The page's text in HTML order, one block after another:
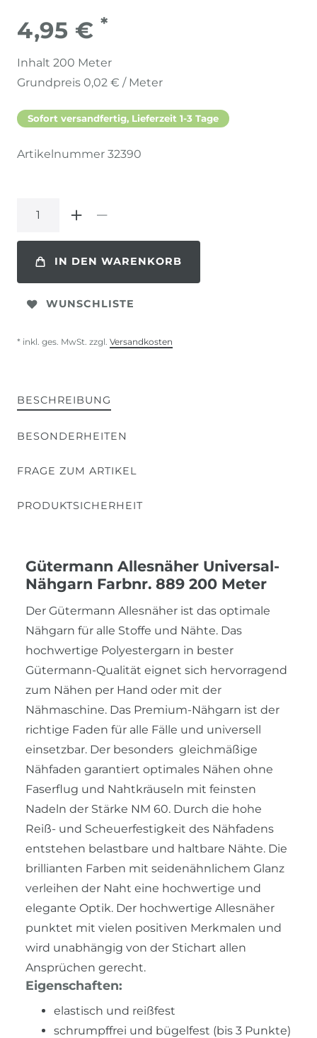
4,95 € *
Inhalt 200 Meter
Grundpreis 0,02 € / Meter
Sofort versandfertig, Lieferzeit 1-3 Tage
Artikelnummer 32390
IN DEN WARENKORB
WUNSCHLISTE
* inkl. ges. MwSt. zzgl. Versandkosten
BESCHREIBUNG
BESONDERHEITEN
FRAGE ZUM ARTIKEL
PRODUKTSICHERHEIT
Gütermann Allesnäher Universal-
Nähgarn Farbnr. 889 200 Meter
Der Gütermann Allesnäher ist das optimale
Nähgarn für alle Stoffe und Nähte. Das
hochwertige Polyestergarn in bester
Gütermann-Qualität eignet sich hervorragend
zum Nähen per Hand oder mit der
Nähmaschine. Das Premium-Nähgarn ist der
richtige Faden für alle Fälle und universell
einsetzbar. Der besonders gleichmäßige
Nähfaden garantiert optimales Nähen ohne
Faserflug und Nahtkräuseln mit feinsten
Nadeln der Stärke NM 60. Durch die hohe
Reiß- und Scheuerfestigkeit des Nähfadens
entstehen belastbare und haltbare Nähte. Die
brillianten Farben mit seidenähnlichem Glanz
verleihen der Naht eine hochwertige und
elegante Optik. Der hochwertige Allesnäher
punktet mit vielen positiven Merkmalen und
wird unabhängig von der Stichart allen
Ansprüchen gerecht.
Eigenschaften:
elastisch und reißfest
schrumpffrei und bügelfest (bis 3 Punkte)